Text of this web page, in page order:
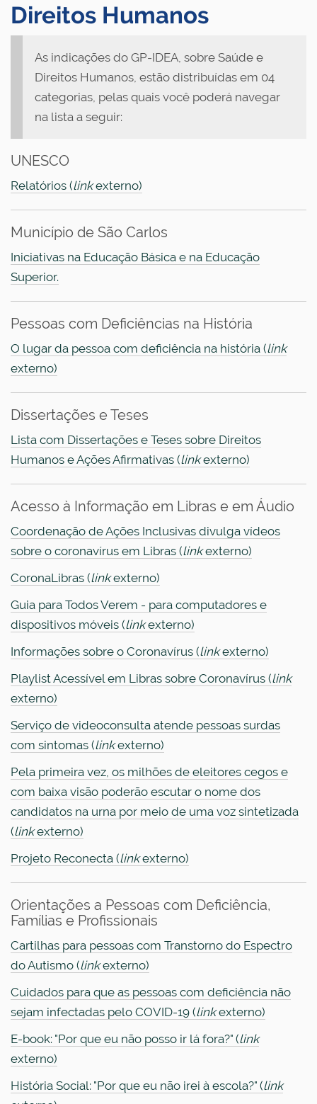
Direitos Humanos
As indicações do GP-IDEA, sobre Saúde e
Direitos Humanos, estão distribuídas em 04
categorias, pelas quais você poderá navegar
na lista a seguir:
UNESCO
Relatórios (linkexterno)
Município de São Carlos
Iniciativas na Educação Básica e na Educação
Superior.
Pessoas com Deficiências na História
O lugar da pessoa com deficiência na história (link
externo)
Dissertações e Teses
Lista com Dissertações e Teses sobre Direitos
Humanos e Ações Afirmativas (linkexterno)
Acesso à Informação em Libras e em Áudio
Coordenação de Ações Inclusivas divulga vídeos
sobre o coronavírus em Libras (linkexterno)
CoronaLibras (linkexterno)
Guia para Todos Verem - para computadores e
dispositivos móveis (linkexterno)
Informações sobre o Coronavírus (linkexterno)
Playlist Acessível em Libras sobre Coronavírus (link
externo)
Serviço de videoconsulta atende pessoas surdas
com sintomas (linkexterno)
Pela primeira vez, os milhões de eleitores cegos e
com baixa visão poderão escutar o nome dos
candidatos na urna por meio de uma voz sintetizada
(linkexterno)
Projeto Reconecta (linkexterno)
Orientações a Pessoas com Deficiência,
Famílias e Profissionais
Cartilhas para pessoas com Transtorno do Espectro
do Autismo (linkexterno)
Cuidados para que as pessoas com deficiência não
sejam infectadas pelo COVID-19 (linkexterno)
E-book: "Por que eu não posso ir lá fora?" (link
externo)
História Social: "Por que eu não irei à escola?" (link